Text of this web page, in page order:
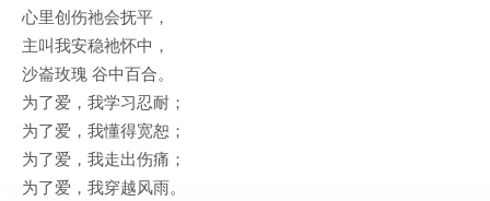
心里创伤祂会抚平，
主叫我安稳祂怀中，
沙崙玫瑰 谷中百合。
为了爱，我学习忍耐；
为了爱，我懂得宽恕；
为了爱，我走出伤痛；
为了爱，我穿越风雨。